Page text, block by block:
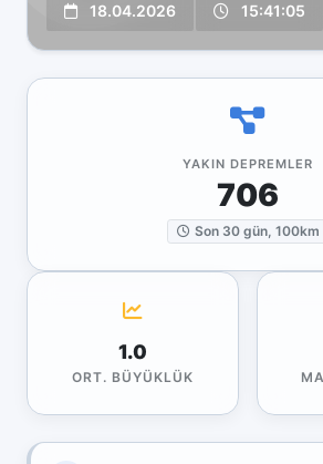
18.04.2026 15:41:05
YAKIN DEPREMLER
706
Son 30 gün, 100km
1.0
ORT. BÜYÜKLÜK